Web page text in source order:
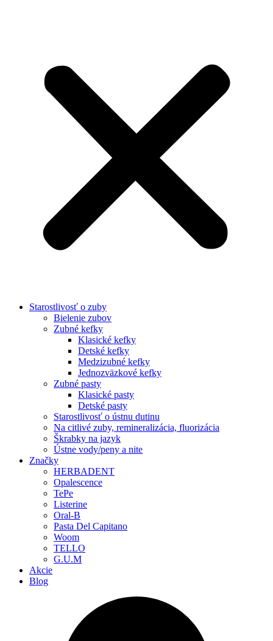
Starostlivosť o zuby
Bielenie zubov
Zubné kefky
Klasické kefky
Detské kefky
Medzizubné kefky
Jednozväzkové kefky
Zubné pasty
Klasické pasty
Detské pasty
Starostlivosť o ústnu dutinu
Na citlivé zuby, remineralizácia, fluorizácia
Škrabky na jazyk
Ústne vody/peny a nite
Značky
HERBADENT
Opalescence
TePe
Listerine
Oral-B
Pasta Del Capitano
Woom
TELLO
G.U.M
Akcie
Blog